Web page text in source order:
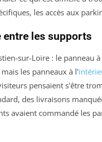
les accès aux
entre les supports
sur-Loire : le panneau
les panneaux à l'
pensaient s'être
des livraisons
avaient commandé les